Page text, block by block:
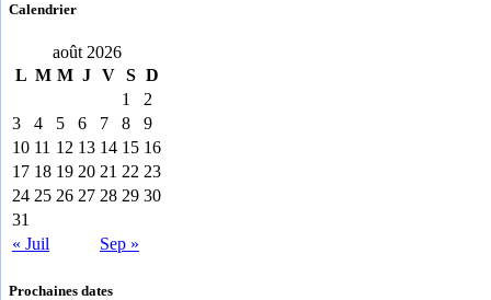
Calendrier
août 2026
L M M J V S D
1
2
3
4 5 6 7 8
9
10 11 12 13 14 15 16
17 18 19 20 21 22 23
24 25 26 27 28 29 30
31
« Juil
Sep »
Prochaines dates